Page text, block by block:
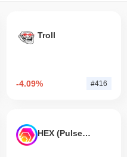
Troll
-4.09% #416
HEX (Pulsechain)